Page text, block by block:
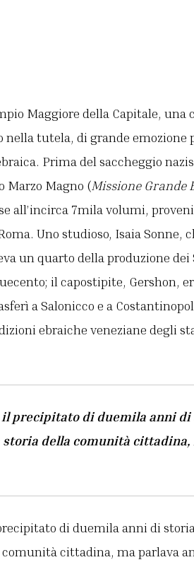
Maggiore della Capitale, una
tutela, di grande emozione
Prima del saccheggio
Marzo Magno (Missione Grande
all’incirca 7mila volumi,
Uno studioso, Isaia Sonne,
un quarto della produzione dei
il capostipite, Gershon,
a Salonicco e a
ebraiche veneziane degli
precipitato di duemila anni
storia della comunità cittadina,
di duemila anni di
cittadina, ma parlava